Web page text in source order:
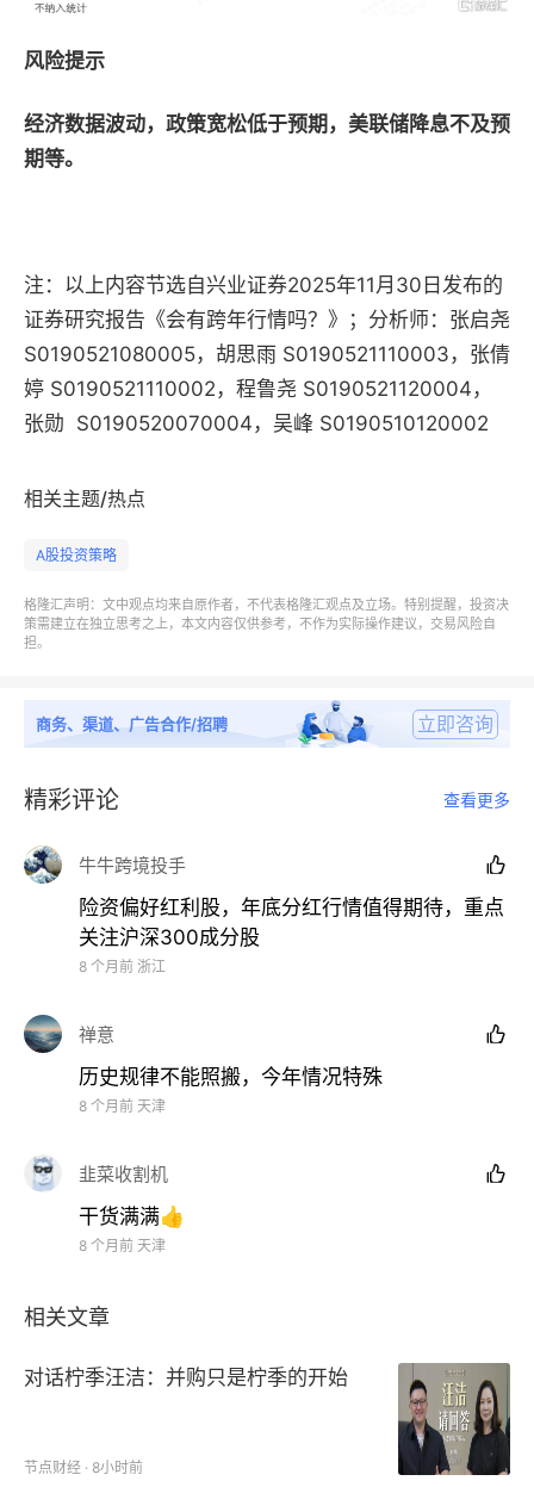
风险提示
经济数据波动，政策宽松低于预期，美联储降息不及预
期等。
注：以上内容节选自兴业证券2025年11月30日发布的
证券研究报告《会有跨年行情吗？》；分析师：张启尧
S0190521080005，胡思雨 S0190521110003，张倩
婷 S0190521110002，程鲁尧 S0190521120004，
张勋 S0190520070004，吴峰 S0190510120002
相关主题/热点
A股投资策略
格隆汇声明：文中观点均来自原作者，不代表格隆汇观点及立场。特别提醒，投资决
策需建立在独立思考之上，本文内容仅供参考，不作为实际操作建议，交易风险自
担。
商务、渠道、广告合作/招聘 立即咨询
精彩评论 查看更多
牛牛跨境投手 
险资偏好红利股，年底分红行情值得期待，重点
关注沪深300成分股
8 个月前 浙江
禅意 
历史规律不能照搬，今年情况特殊
8 个月前 天津
韭菜收割机 
干货满满👍
8 个月前 天津
相关文章
对话柠季汪洁：并购只是柠季的开始
节点财经 · 8小时前